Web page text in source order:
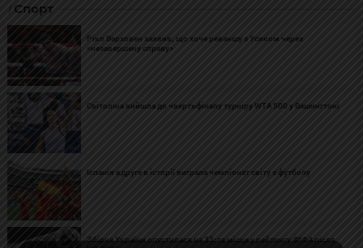
Спорт
Ріко Верховен заявив, що хоче реваншу з Усиком через
«незавершену справу»
Світоліна вийшла до чвертьфіналу турніру WTA 500 у Вашингтоні
Іспанія вдруге в історії виграла чемпіонат світу з футболу
Збірна України опустилася на 33-тє місце у рейтингу ФІФА після